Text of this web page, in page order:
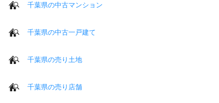
千葉県の中古マンション
千葉県の中古一戸建て
千葉県の売り土地
千葉県の売り店舗